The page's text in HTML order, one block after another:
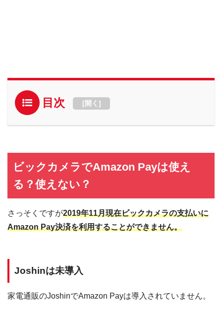
目次 [開く ]
ビックカメラでAmazon Payは使え
る？使えない？
さっそくですが2019年11月現在ビックカメラの支払いに
Amazon Pay決済を利用することができません。
Joshinは未導入
家電通販のJoshinでAmazon Payは導入されていません。